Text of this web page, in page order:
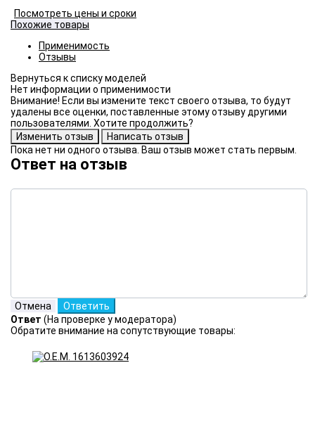
Посмотреть цены и сроки
Похожие товары
Применимость
Отзывы
Нет информации о применимости
Внимание! Если вы измените текст своего отзыва, то будут
удалены все оценки, поставленные этому отзыву другими
пользователями. Хотите продолжить?
Пока нет ни одного отзыва. Ваш отзыв может стать первым.
Ответ на отзыв
Ответ (На проверке у модератора)
Обратите внимание на сопутствующие товары: